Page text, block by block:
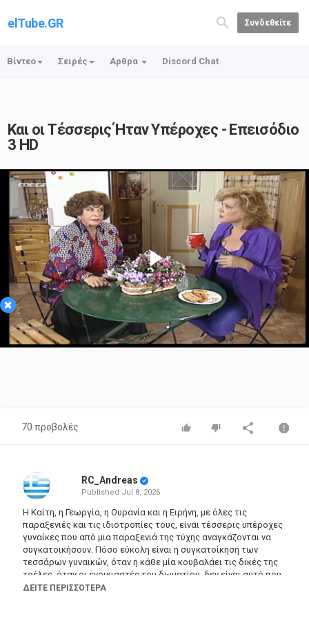
elTube.GR Συνδεθείτε
Βίντεο Σειρές Αρθρα Discord Chat
Και οι Τέσσερις Ήταν Υπέροχες - Επεισόδιο
3 HD
×
Play
Video
70 προβολές
RC_Andreas
Published Jul 8, 2026
Η Καίτη, η Γεωργία, η Ουρανία και η Ειρήνη, με όλες τις
παραξενιές και τις ιδιοτροπίες τους, είναι τέσσερις υπέροχες
γυναίκες που από μια παραξενιά της τύχης αναγκάζονται να
συγκατοικήσουν. Πόσο εύκολη είναι η συγκατοίκηση των
τεσσάρων γυναικών, όταν η κάθε μία κουβαλάει τις δικές της
τρέλες, όταν οι ενοικιαστές του δωματίου, δεν είναι αυτό που
περιμένουν και όταν ο Σωτήρης, πρώην άντρας της Μιρέλλας,
ΔΕΊΤΕ ΠΕΡΙΣΣΌΤΕΡΑ